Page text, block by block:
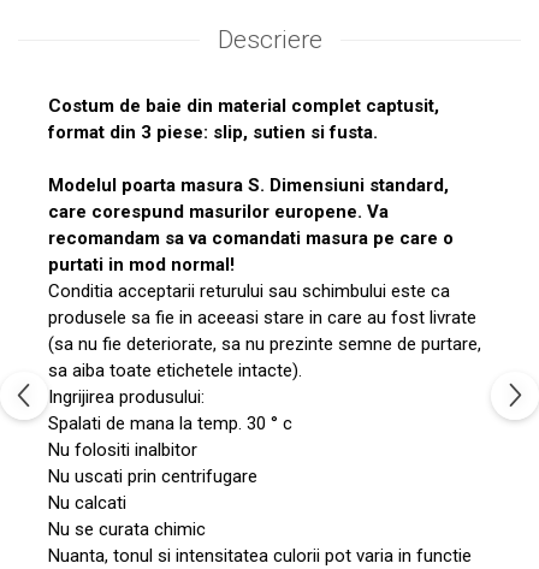
Descriere
Costum de baie din material complet captusit,
format din 3 piese: slip, sutien si fusta.
Modelul poarta masura S. Dimensiuni standard,
care corespund masurilor europene. Va
recomandam sa va comandati masura pe care o
purtati in mod normal!
Conditia acceptarii returului sau schimbului este ca
produsele sa fie in aceeasi stare in care au fost livrate
(sa nu fie deteriorate, sa nu prezinte semne de purtare,
sa aiba toate etichetele intacte).
Ingrijirea produsului:
Spalati de mana la temp. 30 ° c
Nu folositi inalbitor
Nu uscati prin centrifugare
Nu calcati
Nu se curata chimic
Nuanta, tonul si intensitatea culorii pot varia in functie